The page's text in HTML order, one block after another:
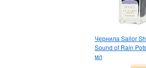
Чернила Sailor
Sound of Rain
мл